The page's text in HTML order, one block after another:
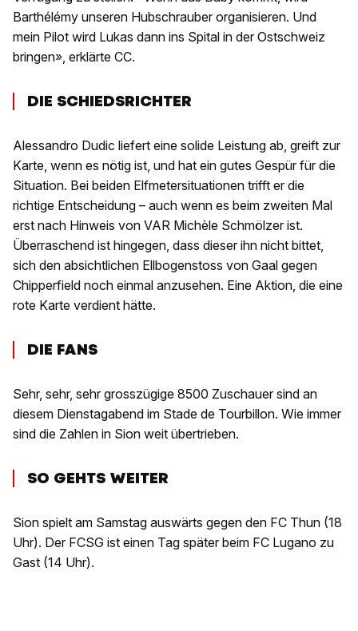
Barthélémy unseren Hubschrauber organisieren. Und
mein Pilot wird Lukas dann ins Spital in der Ostschweiz
bringen», erklärte CC.
DIE SCHIEDSRICHTER
Alessandro Dudic liefert eine solide Leistung ab, greift zur
Karte, wenn es nötig ist, und hat ein gutes Gespür für die
Situation. Bei beiden Elfmetersituationen trifft er die
richtige Entscheidung – auch wenn es beim zweiten Mal
erst nach Hinweis von VAR Michèle Schmölzer ist.
Überraschend ist hingegen, dass dieser ihn nicht bittet,
sich den absichtlichen Ellbogenstoss von Gaal gegen
Chipperfield noch einmal anzusehen. Eine Aktion, die eine
rote Karte verdient hätte.
DIE FANS
Sehr, sehr, sehr grosszügige 8500 Zuschauer sind an
diesem Dienstagabend im Stade de Tourbillon. Wie immer
sind die Zahlen in Sion weit übertrieben.
SO GEHTS WEITER
Sion spielt am Samstag auswärts gegen den FC Thun (18
Uhr). Der FCSG ist einen Tag später beim FC Lugano zu
Gast (14 Uhr).